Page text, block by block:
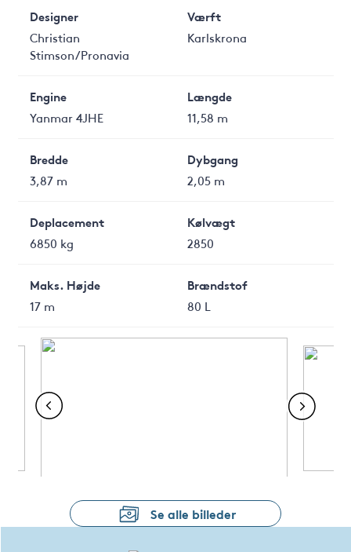
Designer
Christian
Stimson/Pronavia
Værft
Karlskrona
Engine
Yanmar 4JHE
Længde
11,58 m
Bredde
3,87 m
Dybgang
2,05 m
Deplacement
6850 kg
Kølvægt
2850
Maks. Højde
17 m
Brændstof
80 L
Se alle billeder